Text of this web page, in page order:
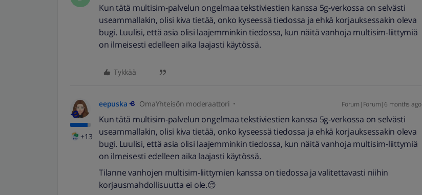
Kun tätä multisim-palvelun ongelmaa tekstiviestien kanssa 5g-verkossa on selvästi
useammallakin, olisi kiva tietää, onko kyseessä tiedossa ja ehkä korjauksessakin oleva
bugi. Luulisi, että asia olisi laajemminkin tiedossa, kun näitä vanhoja multisim-liittymiä
on ilmeisesti edelleen aika laajasti käytössä.
Tykkää
+13
eepuska OmaYhteisön moderaattori Forum|Forum|6 months ago
Kun tätä multisim-palvelun ongelmaa tekstiviestien kanssa 5g-verkossa on selvästi
useammallakin, olisi kiva tietää, onko kyseessä tiedossa ja ehkä korjauksessakin oleva
bugi. Luulisi, että asia olisi laajemminkin tiedossa, kun näitä vanhoja multisim-liittymiä
on ilmeisesti edelleen aika laajasti käytössä.
Tilanne vanhojen multisim-liittymien kanssa on tiedossa ja valitettavasti niihin
korjausmahdollisuutta ei ole.😔